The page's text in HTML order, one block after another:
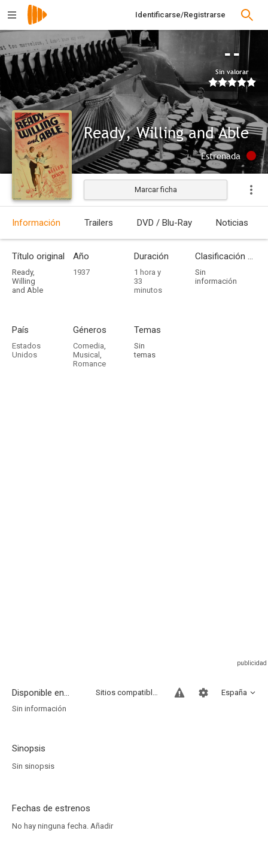
Identificarse/Registrarse
--
Sin valorar
Ready, Willing and Able
Estrenada
Marcar ficha
Información Trailers DVD / Blu-Ray Noticias
Título original
Ready,
Willing
and Able
Año
1937
Duración
1 hora y
33
minutos
Clasificación por edades
Sin
información
País
Estados
Unidos
Géneros
Comedia,
Musical ,
Romance
Temas
Sin
temas
Disponible en... España
Sitios compatibles
Sin información
Sinopsis
Sin sinopsis
Fechas de estrenos
No hay ninguna fecha. Añadir